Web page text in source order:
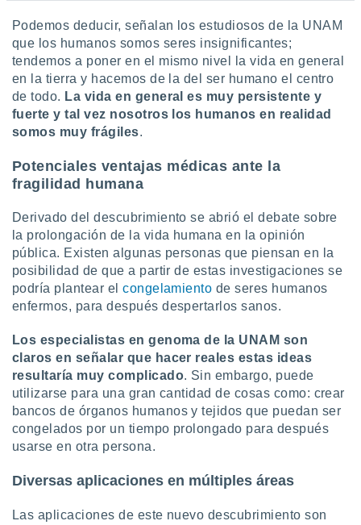
Podemos deducir, señalan los estudiosos de la UNAM
que los humanos somos seres insignificantes;
tendemos a poner en el mismo nivel la vida en general
en la tierra y hacemos de la del ser humano el centro
de todo. La vida en general es muy persistente y
fuerte y tal vez nosotros los humanos en realidad
somos muy frágiles.
Potenciales ventajas médicas ante la
fragilidad humana
Derivado del descubrimiento se abrió el debate sobre
la prolongación de la vida humana en la opinión
pública. Existen algunas personas que piensan en la
posibilidad de que a partir de estas investigaciones se
podría plantear elcongelamiento de seres humanos
enfermos, para después despertarlos sanos.
Los especialistas en genoma de la UNAM son
claros en señalar que hacer reales estas ideas
resultaría muy complicado. Sin embargo, puede
utilizarse para una gran cantidad de cosas como: crear
bancos de órganos humanos y tejidos que puedan ser
congelados por un tiempo prolongado para después
usarse en otra persona.
Diversas aplicaciones en múltiples áreas
Las aplicaciones de este nuevo descubrimiento son